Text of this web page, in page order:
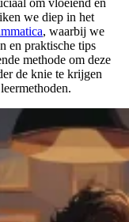
we diep in het
, waarbij we
en praktische tips
methode om deze
de knie te krijgen